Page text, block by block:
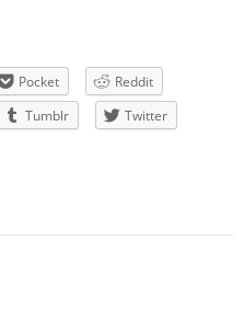
Pocket
Reddit
Tumblr
Twitter